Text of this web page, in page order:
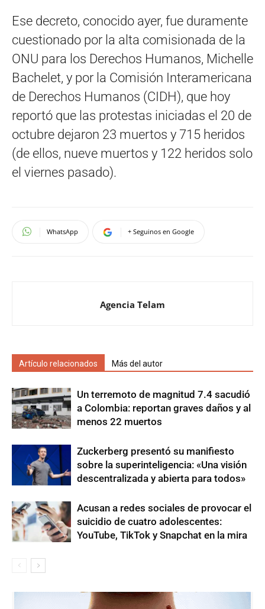
Ese decreto, conocido ayer, fue duramente
cuestionado por la alta comisionada de la
ONU para los Derechos Humanos, Michelle
Bachelet, y por la Comisión Interamericana
de Derechos Humanos (CIDH), que hoy
reportó que las protestas iniciadas el 20 de
octubre dejaron 23 muertos y 715 heridos
(de ellos, nueve muertos y 122 heridos solo
el viernes pasado).
WhatsApp + Seguinos en Google
Agencia Telam
Artículo relacionados Más del autor
Un terremoto de magnitud 7.4 sacudió
a Colombia: reportan graves daños y al
menos 22 muertos
Zuckerberg presentó su manifiesto
sobre la superinteligencia: «Una visión
descentralizada y abierta para todos»
Acusan a redes sociales de provocar el
suicidio de cuatro adolescentes:
YouTube, TikTok y Snapchat en la mira